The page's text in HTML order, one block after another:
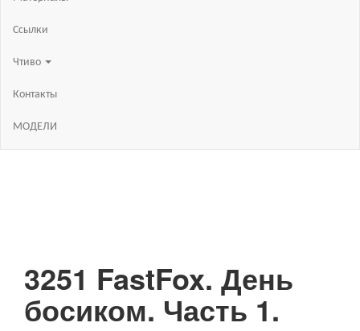
Ссылки
Чтиво
Контакты
МОДЕЛИ
3251 FastFox. День
босиком. Часть 1.